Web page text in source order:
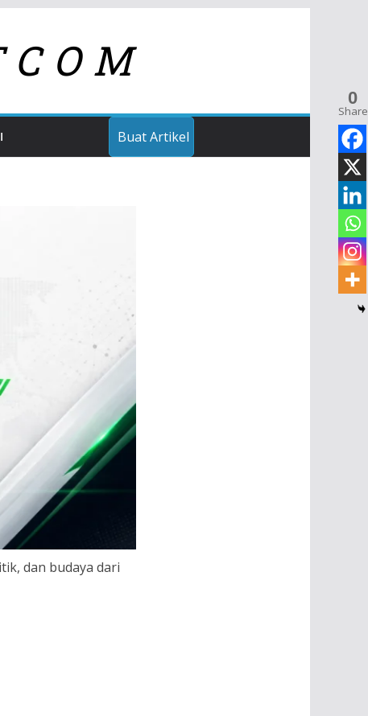
Buat Artikel
dan budaya dari
0